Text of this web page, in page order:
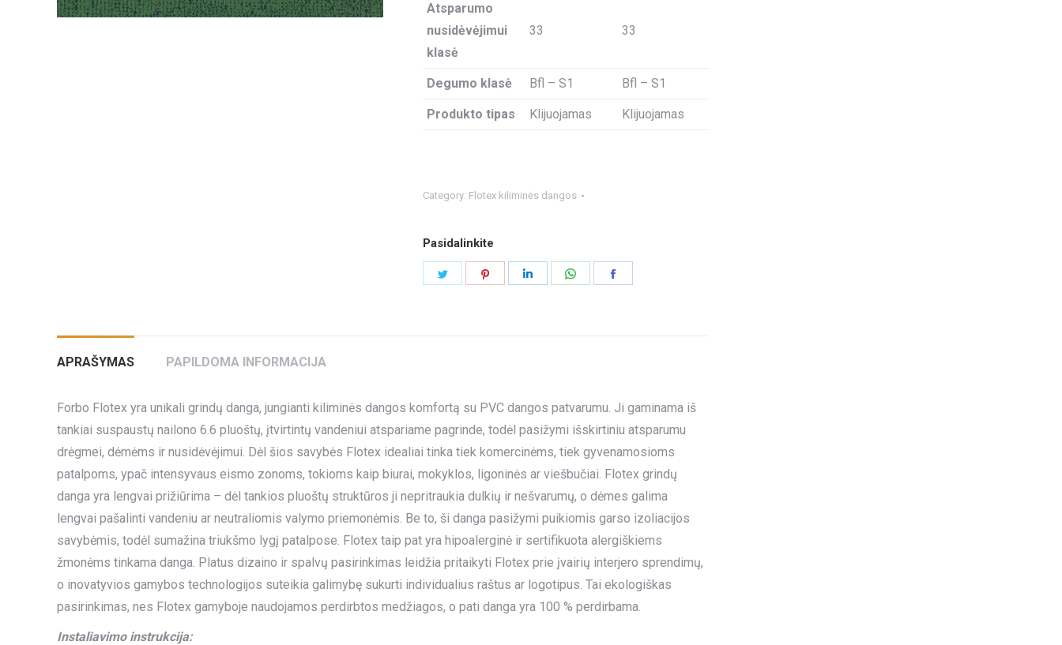
Atsparumo
nusidėvėjimui
klasė
33 33
Degumo klasė Bfl – S1 Bfl – S1
Produkto tipas Klijuojamas Klijuojamas
Category: Flotex kiliminės dangos
Pasidalinkite
Share
Share
APRAŠYMAS PAPILDOMA INFORMACIJA
Forbo Flotex yra unikali grindų danga, jungianti kiliminės dangos komfortą su PVC dangos patvarumu. Ji gaminama iš
tankiai suspaustų nailono 6.6 pluoštų, įtvirtintų vandeniui atspariame pagrinde, todėl pasižymi išskirtiniu atsparumu
drėgmei, dėmėms ir nusidėvėjimui. Dėl šios savybės Flotex idealiai tinka tiek komercinėms, tiek gyvenamosioms
patalpoms, ypač intensyvaus eismo zonoms, tokioms kaip biurai, mokyklos, ligoninės ar viešbučiai. Flotex grindų
danga yra lengvai prižiūrima – dėl tankios pluoštų struktūros ji nepritraukia dulkių ir nešvarumų, o dėmes galima
lengvai pašalinti vandeniu ar neutraliomis valymo priemonėmis. Be to, ši danga pasižymi puikiomis garso izoliacijos
savybėmis, todėl sumažina triukšmo lygį patalpose. Flotex taip pat yra hipoalerginė ir sertifikuota alergiškiems
žmonėms tinkama danga. Platus dizaino ir spalvų pasirinkimas leidžia pritaikyti Flotex prie įvairių interjero sprendimų,
o inovatyvios gamybos technologijos suteikia galimybę sukurti individualius raštus ar logotipus. Tai ekologiškas
pasirinkimas, nes Flotex gamyboje naudojamos perdirbtos medžiagos, o pati danga yra 100 % perdirbama.
Instaliavimo instrukcija: